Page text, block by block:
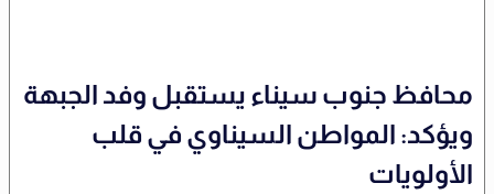
محافظ جنوب سيناء يستقبل وفد الجبهة
ويؤكد: المواطن السيناوي في قلب
الأولويات